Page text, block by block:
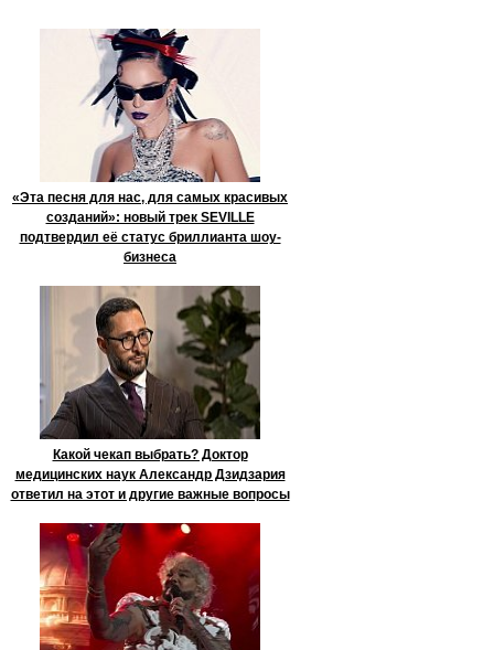
«Эта песня для нас, для самых красивых
созданий»: новый трек SEVILLE
подтвердил её статус бриллианта шоу-
бизнеса
Какой чекап выбрать? Доктор
медицинских наук Александр Дзидзария
ответил на этот и другие важные вопросы